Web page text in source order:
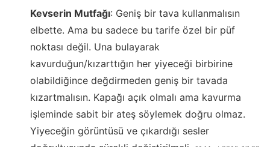
Kevserin Mutfağı: Geniş bir tava kullanmalısın
elbette. Ama bu sadece bu tarife özel bir püf
noktası değil. Una bulayarak
kavurduğun/kızarttığın her yiyeceği birbirine
olabildiğince değdirmeden geniş bir tavada
kızartmalısın. Kapağı açık olmalı ama kavurma
işleminde sabit bir ateş söylemek doğru olmaz.
Yiyeceğin görüntüsü ve çıkardığı sesler